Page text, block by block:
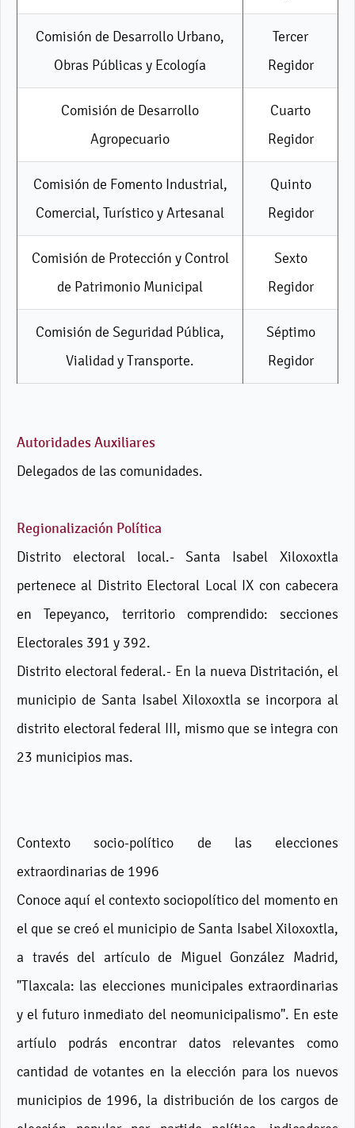
Comisión de Desarrollo Urbano,
Obras Públicas y Ecología
Tercer
Regidor
Comisión de Desarrollo
Agropecuario
Cuarto
Regidor
Comisión de Fomento Industrial,
Comercial, Turístico y Artesanal
Quinto
Regidor
Comisión de Protección y Control
de Patrimonio Municipal
Sexto
Regidor
Comisión de Seguridad Pública,
Vialidad y Transporte.
Séptimo
Regidor
Autoridades Auxiliares
Delegados de las comunidades.
Regionalización Política
Distrito electoral local.- Santa Isabel Xiloxoxtla
pertenece al Distrito Electoral Local IX con cabecera
en Tepeyanco, territorio comprendido: secciones
Electorales 391 y 392.
Distrito electoral federal.- En la nueva Distritación, el
municipio de Santa Isabel Xiloxoxtla se incorpora al
distrito electoral federal III, mismo que se integra con
23 municipios mas.
Contexto socio-político de las elecciones
extraordinarias de 1996
Conoce aquí el contexto sociopolítico del momento en
el que se creó el municipio de Santa Isabel Xiloxoxtla,
a través del artículo de Miguel González Madrid,
"Tlaxcala: las elecciones municipales extraordinarias
y el futuro inmediato del neomunicipalismo". En este
artíulo podrás encontrar datos relevantes como
cantidad de votantes en la elección para los nuevos
municipios de 1996, la distribución de los cargos de